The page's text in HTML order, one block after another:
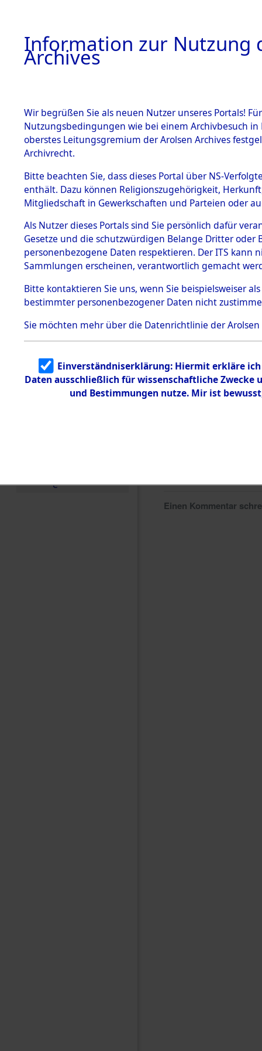
BESTÄNDE
1.
mente
5. Verschiedenes
5.3
Todesmärsche
5.3.1 Alliierte
Erhebungen
zu
Todesmärsch
en
5.3.2
Identifizierun
g
5.3.3
Todesmärsch
e
Einen Kommentar
Information zur Nutzung
Archives
Wir begrüßen Sie als neuen Nutzer unseres Portals!
Nutzungsbedingungen wie bei einem Archivbesuch
oberstes Leitungsgremium der Arolsen Archives
Archivrecht.
Bitte beachten Sie, dass dieses Portal über NS-
enthält. Dazu können Religionszugehörigkeit,
Mitgliedschaft in Gewerkschaften und Parteien oder
Als Nutzer dieses Portals sind Sie persönlich dafür
Gesetze und die schutzwürdigen Belange Dritter
personenbezogene Daten respektieren. Der ITS
Sammlungen erscheinen, verantwortlich gemacht
Bitte kontaktieren Sie uns, wenn Sie beispielsweiser
bestimmter personenbezogener Daten nicht
Sie möchten mehr über die Datenrichtlinie der Arolsen
Einverständniserklärung: Hiermit erkläre
Daten ausschließlich für wissenschaftliche
und Bestimmungen nutze. Mir ist